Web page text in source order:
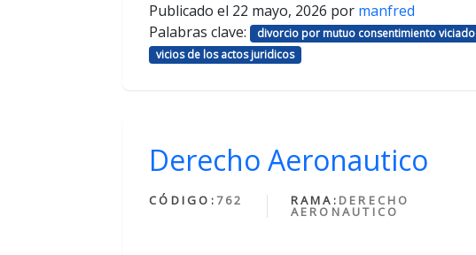
Publicado el 22 mayo, 2026 por manfred
Palabras clave:
divorcio por mutuo consentimiento viciado
vicios de los actos juridicos
Derecho Aeronautico
CÓDIGO: 762 RAMA: DERECHO
AERONAUTICO